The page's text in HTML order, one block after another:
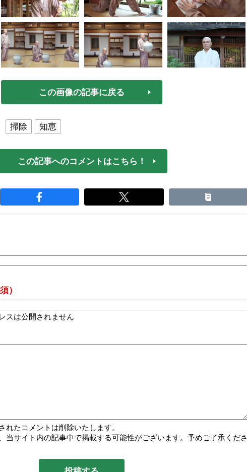
この画像の記事に戻る
掃除 知恵
この記事へのコメントはこちら！
）
スは公開されません
れたコメントは削除いたします。
当サイト内の記事中で掲載する可能性がございます。予めご了承くださ